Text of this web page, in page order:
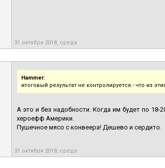
31 октября 2018, среда
Hammer:
итоговый результат не контролируется - что из
А это и без надобности. Когда им будет по
хероефф Америки.
Пушечное мясо с конвеера! Дешево и сердито.
31 октября 2018, среда